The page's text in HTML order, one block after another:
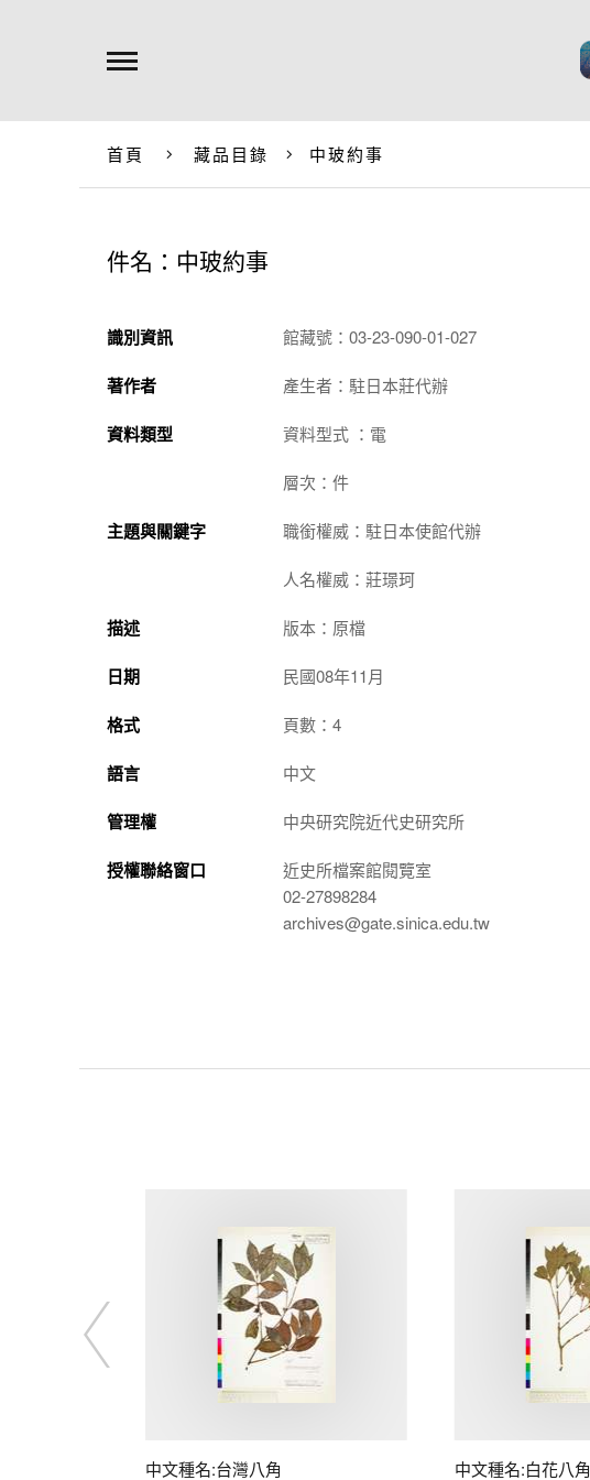
首頁 藏品目錄 中玻約事
件名：中玻約事
識別資訊 館藏號：03-23-090-01-027
著作者 產生者：駐日本莊代辦
資料類型 資料型式 ：電
層次：件
主題與關鍵字 職銜權威：駐日本使館代辦
人名權威：莊璟珂
描述 版本：原檔
日期 民國08年11月
格式 頁數：4
語言 中文
管理權 中央研究院近代史研究所
授權聯絡窗口
近史所檔案館閱覽室
02-27898284
archives@gate.sinica.edu.tw
中文種名:台灣八角 中文種名:白花八角